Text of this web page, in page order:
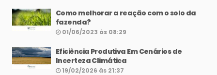
Como melhorar a reação com o solo da
fazenda?
01/06/2023 às 08:29
Eficiência Produtiva Em Cenários de
Incerteza Climática
19/02/2026 às 21:37